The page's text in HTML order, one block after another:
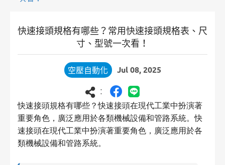
快速接頭規格有哪些？常用快速接頭規格表、尺
寸、型號一次看！
空壓自動化 Jul 08, 2025
：
快速接頭規格有哪些？快速接頭在現代工業中扮演著
重要角色，廣泛應用於各類機械設備和管路系統。快
速接頭在現代工業中扮演著重要角色，廣泛應用於各
類機械設備和管路系統。